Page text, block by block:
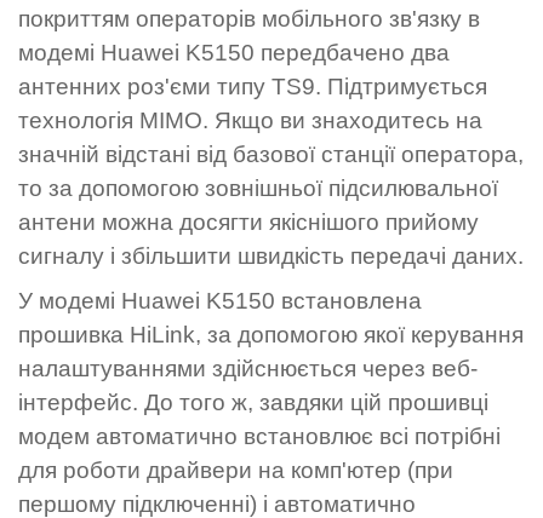
покриттям операторів мобільного зв'язку в
модемі Huawei K5150 передбачено два
антенних роз'єми типу TS9. Підтримується
технологія MIMO. Якщо ви знаходитесь на
значній відстані від базової станції оператора,
то за допомогою зовнішньої підсилювальної
антени можна досягти якіснішого прийому
сигналу і збільшити швидкість передачі даних.
У модемі Huawei K5150 встановлена ​​
прошивка HiLink, за допомогою якої керування
налаштуваннями здійснюється через веб-
інтерфейс. До того ж, завдяки цій прошивці
модем автоматично встановлює всі потрібні
для роботи драйвери на комп'ютер (при
першому підключенні) і автоматично